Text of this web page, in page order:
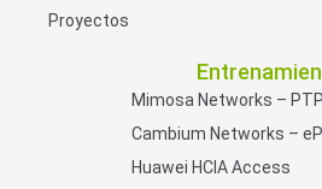
Proyectos
Mimosa Networks –
Cambium Networks –
Huawei HCIA Access